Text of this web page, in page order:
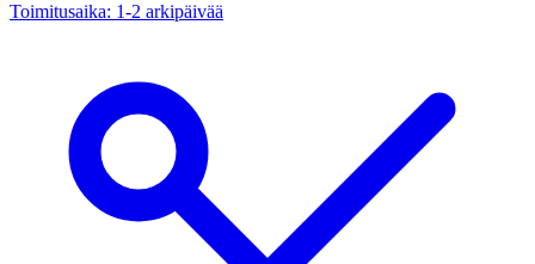
Toimitusaika: 1-2 arkipäivää